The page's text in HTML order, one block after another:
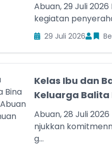
Abuan, 29 Juli
kegiatan
29 Juli 2026
Kelas Ibu dan
Keluarga Balita
Abuan, 28 Juli
njukkan
g...